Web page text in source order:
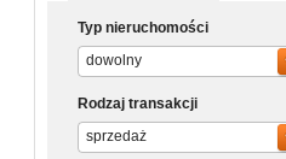
Typ nieruchomości
dowolny
Rodzaj transakcji
sprzedaż